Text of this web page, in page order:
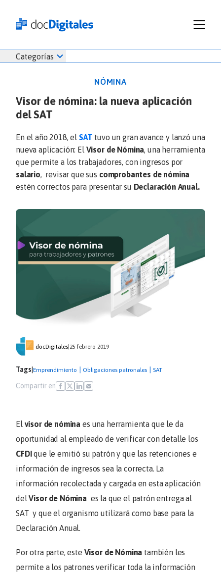
Empresas
Prueba Gratis
Ventas 686 520 0479
Iniciar
sesión
Línea
docDigitales
Categorías
Inicio
Nómina
Emprendimiento
Noticias
Comunicados
NÓMINA
Visor de nómina: la nueva aplicación
del SAT
En el año 2018, el SAT tuvo un gran avance y lanzó una
nueva aplicación: El Visor de Nómina, una herramienta
que permite a los trabajadores, con ingresos por
salario, revisar que sus comprobantes de nómina
estén correctos para presentar su Declaración Anual.
docDigitales|25 febrero 2019
Tags Emprendimiento Obligaciones patronales SAT
Compartir en
El visor de nómina es una herramienta que le da
oportunidad al empleado de verificar con detalle los
CFDIque le emitió su patrón y que las retenciones e
información de ingresos sea la correcta. La
información recolectada y cargada en esta aplicación
delVisor de Nómina es la que el patrón entrega al
SAT y que el organismo utilizará como base para la
Declaración Anual.
Por otra parte, este Visor de Nómina también les
permite a los patrones verificar toda la información